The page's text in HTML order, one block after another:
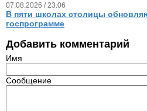
07.08.2026 / 23.06
В пяти школах столицы
госпрограмме
Добавить комментарий
Имя
Сообщение